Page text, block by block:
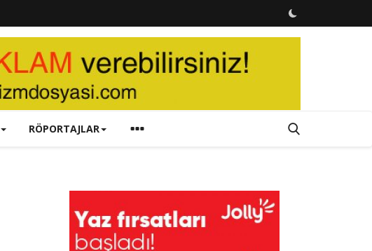
RÖPORTAJLAR